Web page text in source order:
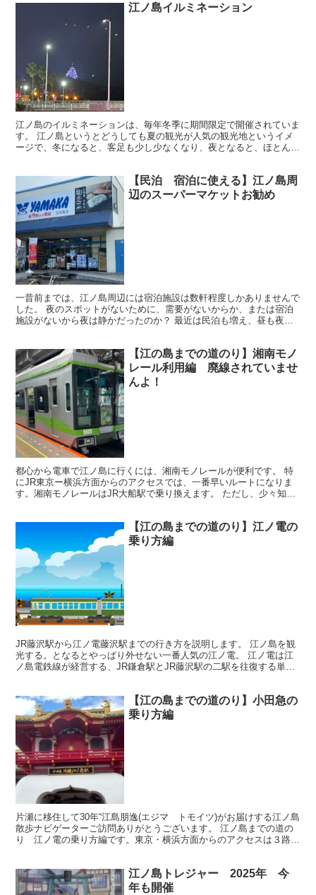
江ノ島イルミネーション
江ノ島のイルミネーションは、毎年冬季に期間限定で開催されていま
す。 江ノ島というとどうしても夏の観光が人気の観光地というイメ
ージで、冬になると、客足も少し少なくなり、夜となると、ほとんど
りました。 イルミネーションは、江ノ島だけでなく周辺の各所に設
置されています
【民泊 宿泊に使える】江ノ島周
辺のスーパーマケットお勧め
一昔前までは、江ノ島周辺には宿泊施設は数軒程度しかありませんで
した。 夜のスポットがないために、需要がないからか、または宿泊
施設がないから夜は静かだったのか？ 最近は民泊も増え、昼も夜も
【江の島までの道のり】湘南モノ
レール利用編 廃線されていませ
んよ！
都心から電車で江ノ島に行くには、湘南モノレールが便利です。 特
にJR東京ー横浜方面からのアクセスでは、一番早いルートになりま
す。湘南モノレールはJR大船駅で乗り換えます。 ただし、少々知名
【江の島までの道のり】江ノ電の
乗り方編
JR藤沢駅から江ノ電藤沢駅までの行き方を説明します。 江ノ島を観
光する。となるとやっぱり外せない一番人気の江ノ電。 江ノ電は江
ノ島電鉄線が経営する、JR鎌倉駅とJR藤沢駅の二駅を往復する単線
【江の島までの道のり】小田急の
乗り方編
片瀬に移住して30年“江島朋逸(エジマ トモイツ)がお届けする江ノ島
散歩ナビゲーターご訪問ありがとうございます。 江ノ島までの道の
り 江ノ電の乗り方編です。東京・横浜方面からのアクセスは３路線
分で、江ノ島散歩も楽しめます。江ノ島トレジャー 2025年 今
年も開催